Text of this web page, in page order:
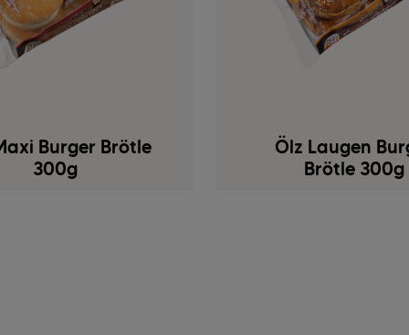
Burger Brötle
300g
Ölz Laugen
Brötle 300g